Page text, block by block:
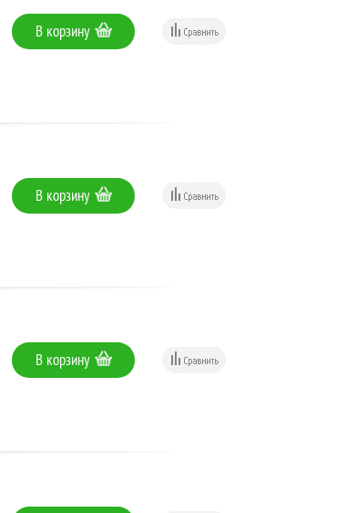
В корзину
В корзину
В корзину